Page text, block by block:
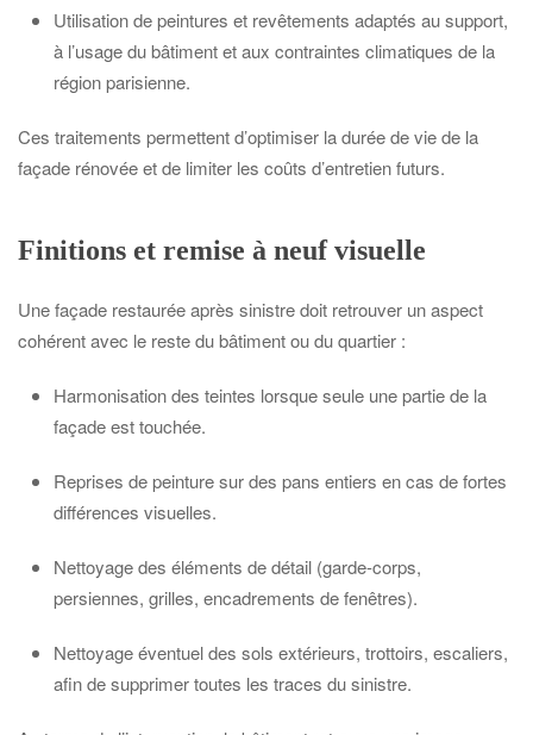
Utilisation de peintures et revêtements adaptés au support,
à l’usage du bâtiment et aux contraintes climatiques de la
région parisienne.
Ces traitements permettent d’optimiser la durée de vie de la
façade rénovée et de limiter les coûts d’entretien futurs.
Finitions et remise à neuf visuelle
Une façade restaurée après sinistre doit retrouver un aspect
cohérent avec le reste du bâtiment ou du quartier :
Harmonisation des teintes lorsque seule une partie de la
façade est touchée.
Reprises de peinture sur des pans entiers en cas de fortes
différences visuelles.
Nettoyage des éléments de détail (garde-corps,
persiennes, grilles, encadrements de fenêtres).
Nettoyage éventuel des sols extérieurs, trottoirs, escaliers,
afin de supprimer toutes les traces du sinistre.